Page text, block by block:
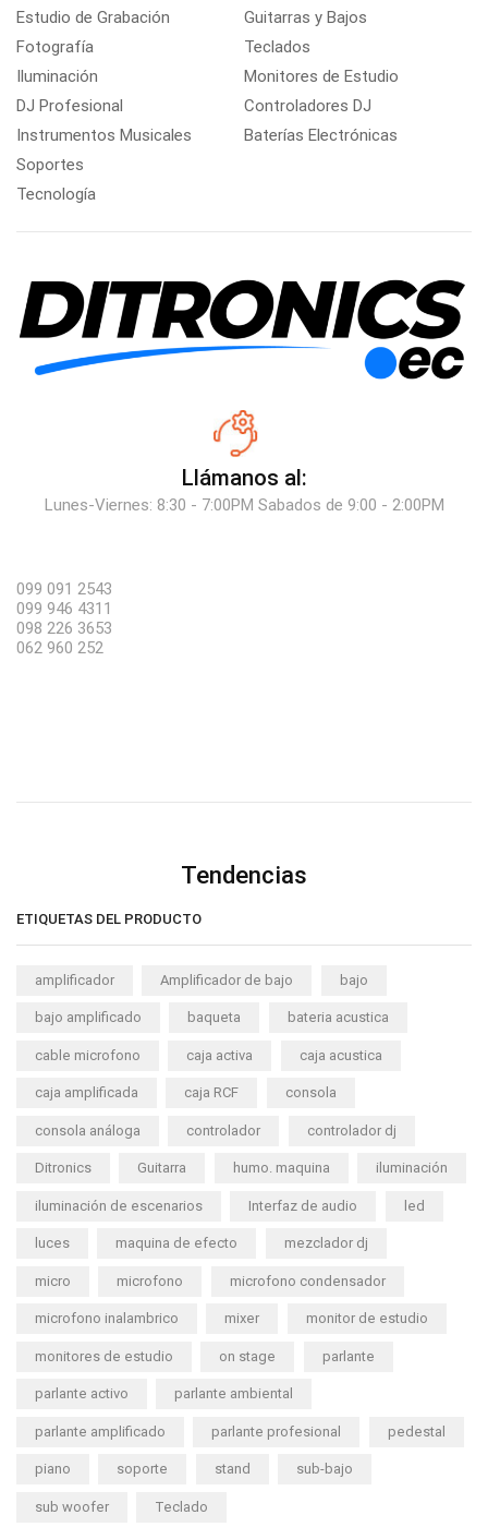
Estudio de Grabación
Fotografía
Iluminación
DJ Profesional
Instrumentos Musicales
Soportes
Tecnología
Guitarras y Bajos
Teclados
Monitores de Estudio
Controladores DJ
Baterías Electrónicas
Llámanos al:
Lunes-Viernes: 8:30 - 7:00PM Sabados de 9:00 - 2:00PM
099 091 2543
099 946 4311
098 226 3653
062 960 252
Tendencias
ETIQUETAS DEL PRODUCTO
amplificador Amplificador de bajo bajo
bajo amplificado baqueta bateria acustica
cable microfono caja activa caja acustica
caja amplificada caja RCF consola
consola análoga controlador controlador dj
Ditronics Guitarra humo. maquina iluminación
iluminación de escenarios Interfaz de audio led
luces maquina de efecto mezclador dj
micro microfono microfono condensador
microfono inalambrico mixer monitor de estudio
monitores de estudio on stage parlante
parlante activo parlante ambiental
parlante amplificado parlante profesional pedestal
piano soporte stand sub-bajo
sub woofer Teclado